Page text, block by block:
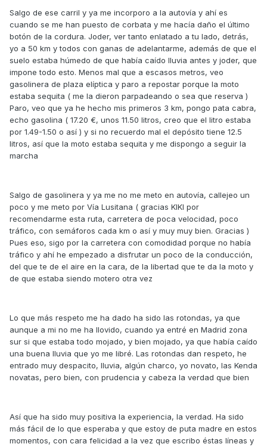
Salgo de ese carril y ya me incorporo a la autovía y ahí es
cuando se me han puesto de corbata y me hacía daño el último
botón de la cordura. Joder, ver tanto enlatado a tu lado, detrás,
yo a 50 km y todos con ganas de adelantarme, además de que el
suelo estaba húmedo de que había caído lluvia antes y joder, que
impone todo esto. Menos mal que a escasos metros, veo
gasolinera de plaza elíptica y paro a repostar porque la moto
estaba sequita ( me la dieron parpadeando o sea que reserva )
Paro, veo que ya he hecho mis primeros 3 km, pongo pata cabra,
echo gasolina ( 17.20 €, unos 11.50 litros, creo que el litro estaba
por 1.49-1.50 o así ) y si no recuerdo mal el depósito tiene 12.5
litros, así que la moto estaba sequita y me dispongo a seguir la
marcha
Salgo de gasolinera y ya me no me meto en autovía, callejeo un
poco y me meto por Vía Lusitana ( gracias KIKI por
recomendarme esta ruta, carretera de poca velocidad, poco
tráfico, con semáforos cada km o así y muy muy bien. Gracias )
Pues eso, sigo por la carretera con comodidad porque no había
tráfico y ahí he empezado a disfrutar un poco de la conducción,
del que te de el aire en la cara, de la libertad que te da la moto y
de que estaba siendo motero otra vez
Lo que más respeto me ha dado ha sido las rotondas, ya que
aunque a mi no me ha llovido, cuando ya entré en Madrid zona
sur si que estaba todo mojado, y bien mojado, ya que había caído
una buena lluvia que yo me libré. Las rotondas dan respeto, he
entrado muy despacito, lluvia, algún charco, yo novato, las Kenda
novatas, pero bien, con prudencia y cabeza la verdad que bien
Así que ha sido muy positiva la experiencia, la verdad. Ha sido
más fácil de lo que esperaba y que estoy de puta madre en estos
momentos, con cara felicidad a la vez que escribo éstas líneas y